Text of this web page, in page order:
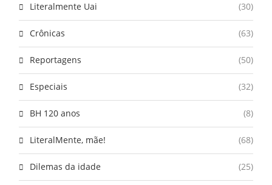
Literalmente Uai (30)
Crônicas (63)
Reportagens (50)
Especiais (32)
BH 120 anos (8)
LiteralMente, mãe! (68)
Dilemas da idade (25)